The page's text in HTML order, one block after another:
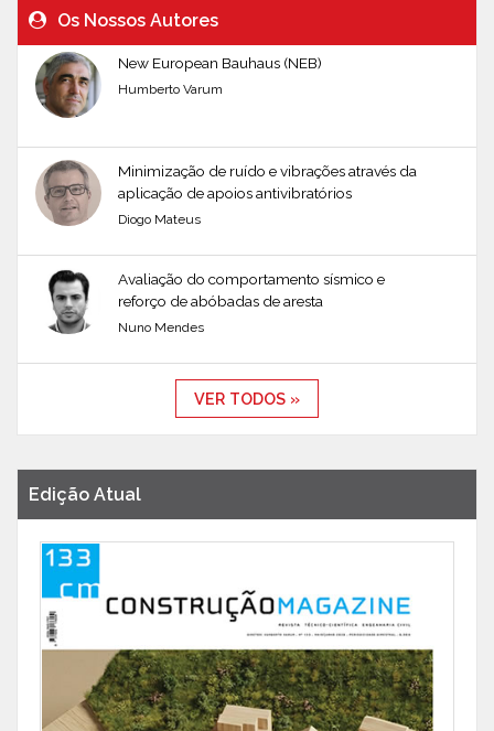
Os Nossos Autores
New European Bauhaus (NEB)
Humberto Varum
Minimização de ruído e vibrações através da
aplicação de apoios antivibratórios
Diogo Mateus
Avaliação do comportamento sísmico e
reforço de abóbadas de aresta
Nuno Mendes
VER TODOS »
Edição Atual